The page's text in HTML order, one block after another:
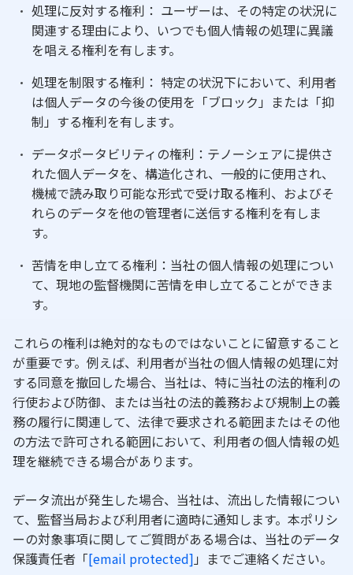
処理に反対する権利： ユーザーは、その特定の状況に
関連する理由により、いつでも個人情報の処理に異議
を唱える権利を有します。
処理を制限する権利： 特定の状況下において、利用者
は個人データの今後の使用を「ブロック」または「抑
制」する権利を有します。
データポータビリティの権利：テノーシェアに提供さ
れた個人データを、構造化され、一般的に使用され、
機械で読み取り可能な形式で受け取る権利、およびそ
れらのデータを他の管理者に送信する権利を有しま
す。
苦情を申し立てる権利：当社の個人情報の処理につい
て、現地の監督機関に苦情を申し立てることができま
す。
これらの権利は絶対的なものではないことに留意すること
が重要です。例えば、利用者が当社の個人情報の処理に対
する同意を撤回した場合、当社は、特に当社の法的権利の
行使および防御、または当社の法的義務および規制上の義
務の履行に関連して、法律で要求される範囲またはその他
の方法で許可される範囲において、利用者の個人情報の処
理を継続できる場合があります。
データ流出が発生した場合、当社は、流出した情報につい
て、監督当局および利用者に適時に通知します。本ポリシ
ーの対象事項に関してご質問がある場合は、当社のデータ
保護責任者「[email protected] 」までご連絡ください。